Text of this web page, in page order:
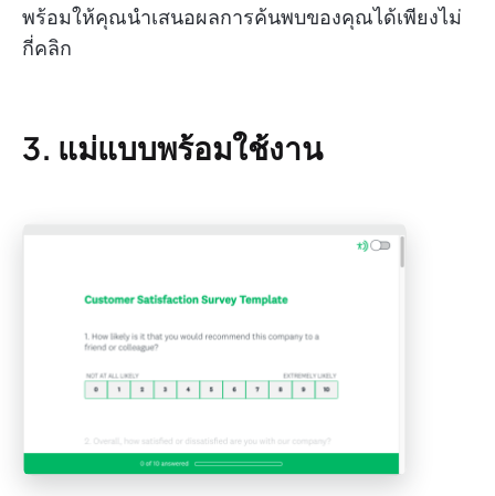
พร้อมให้คุณนำเสนอผลการค้นพบของคุณได้เพียงไม่
กี่คลิก
3. แม่แบบพร้อมใช้งาน